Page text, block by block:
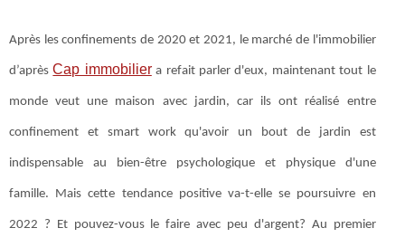
Après les confinements de 2020 et 2021, le marché de l'immobilier
d’aprèsCap immobiliera refait parler d'eux, maintenant tout le
monde veut une maison avec jardin, car ils ont réalisé entre
confinement et smart work qu'avoir un bout de jardin est
indispensable au bien-être psychologique et physique d'une
famille. Mais cette tendance positive va-t-elle se poursuivre en
2022 ? Et pouvez-vous le faire avec peu d'argent? Au premier